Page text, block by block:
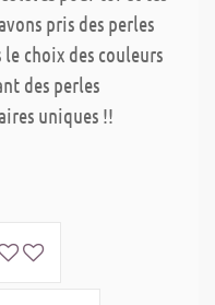
pris des perles
choix des couleurs
des perles
uniques !!